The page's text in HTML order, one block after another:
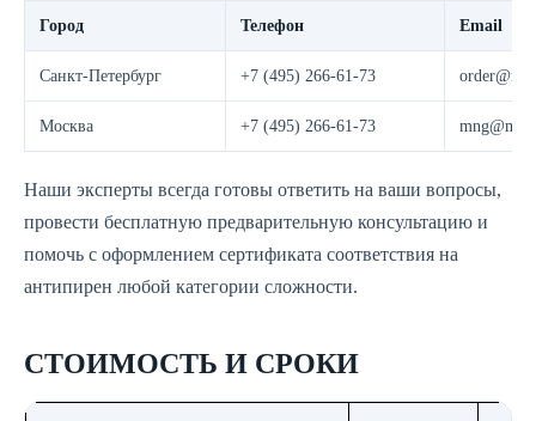
Город Телефон Email
Санкт-Петербург +7 (495) 266-61-73
Москва +7 (495) 266-61-73
Наши эксперты всегда готовы ответить на ваши вопросы,
провести бесплатную предварительную консультацию и
помочь с оформлением сертификата соответствия на
антипирен любой категории сложности.
СТОИМОСТЬ И СРОКИ